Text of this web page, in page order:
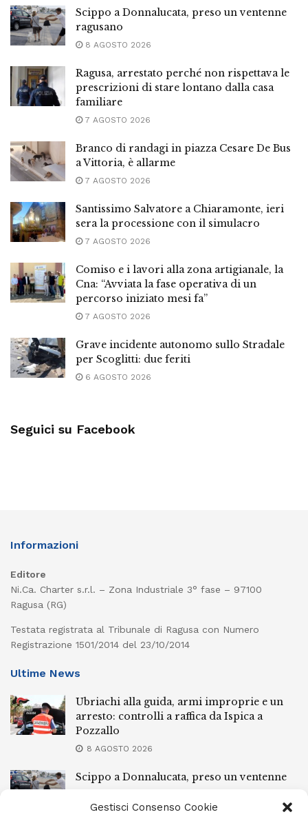
Gestisci Consenso Cookie
Scippo a Donnalucata, preso un ventenne
ragusano
8 AGOSTO 2026
Ragusa, arrestato perché non rispettava le
prescrizioni di stare lontano dalla casa
familiare
7 AGOSTO 2026
Branco di randagi in piazza Cesare De Bus
a Vittoria, è allarme
7 AGOSTO 2026
Santissimo Salvatore a Chiaramonte, ieri
sera la processione con il simulacro
7 AGOSTO 2026
Comiso e i lavori alla zona artigianale, la
Cna: “Avviata la fase operativa di un
percorso iniziato mesi fa”
7 AGOSTO 2026
Grave incidente autonomo sullo Stradale
per Scoglitti: due feriti
6 AGOSTO 2026
Seguici su Facebook
Informazioni
Editore
Ni.Ca. Charter s.r.l. – Zona Industriale 3° fase – 97100
Ragusa (RG)
Testata registrata al Tribunale di Ragusa con Numero
Registrazione 1501/2014 del 23/10/2014
Ultime News
Ubriachi alla guida, armi improprie e un
arresto: controlli a raffica da Ispica a
Pozzallo
8 AGOSTO 2026
Scippo a Donnalucata, preso un ventenne
8 AGOSTO 2026